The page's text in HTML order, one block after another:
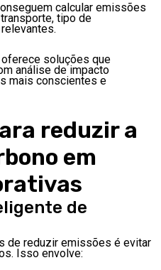
calcular emissões
tipo de
soluções que
análise de impacto
mais conscientes e
reduzir a
em
de
de reduzir emissões é evitar
Isso envolve: